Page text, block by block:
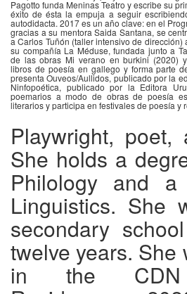
Pagotto funda Meninas Teatro y escribe su
éxito de ésta la empuja a seguir
autodidacta. 2017 es un año clave: en el
gracias a su mentora Saida Santana, se
a Carlos Tuñón (taller intensivo de
su compañía La Méduse, fundada junto a
de las obras Mi verano en burkini (2020)
libros de poesía en gallego y forma parte
presenta Ouveos/Aullidos, publicado por la
Ninfopoética, publicado por la Editora
poemarios a modo de obras de poesía
literarios y participa en festivales de poesía y
Playwright, poet,
She holds a
Philology and a
Linguistics. She
secondary
twelve years. She
in the CDN